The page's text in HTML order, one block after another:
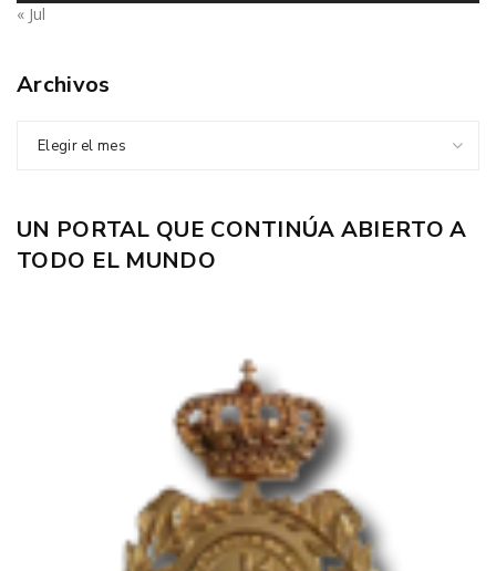
« Jul
Archivos
Elegir el mes
UN PORTAL QUE CONTINÚA ABIERTO A
TODO EL MUNDO